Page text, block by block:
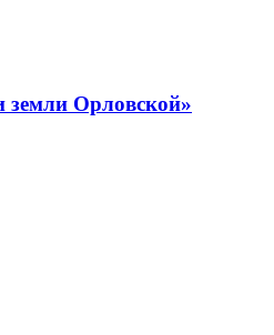
земли Орловской»